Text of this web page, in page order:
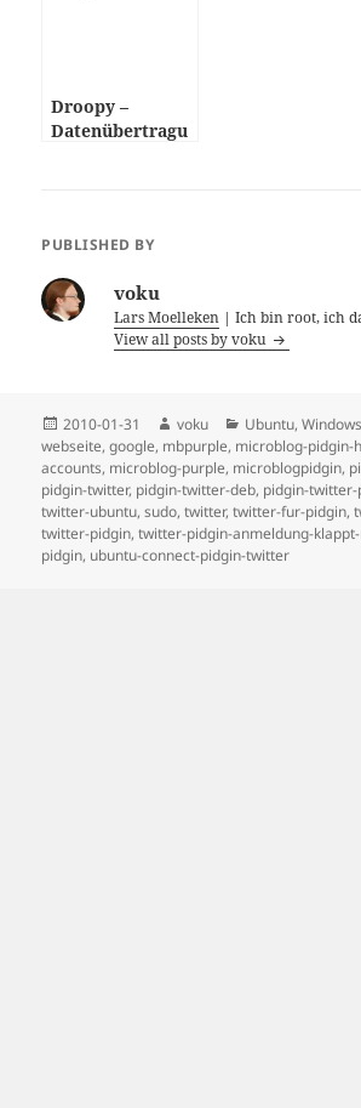
Droopy –
Datenübertragu
PUBLISHED BY
voku
Lars Moelleken | Ich bin root, ich
View all posts by voku
Posted
on
2010-01-31 Author
voku Categories
Ubuntu,Windows
webseite,google, mbpurple, microblog-pidgin-
accounts, microblog-purple, microblogpidgin,
pidgin-twitter, pidgin-twitter-deb, pidgin-
twitter-ubuntu,sudo,twitter,twitter-fur-pidgin,
twitter-pidgin,twitter-pidgin-anmeldung-
pidgin, ubuntu-connect-pidgin-twitter